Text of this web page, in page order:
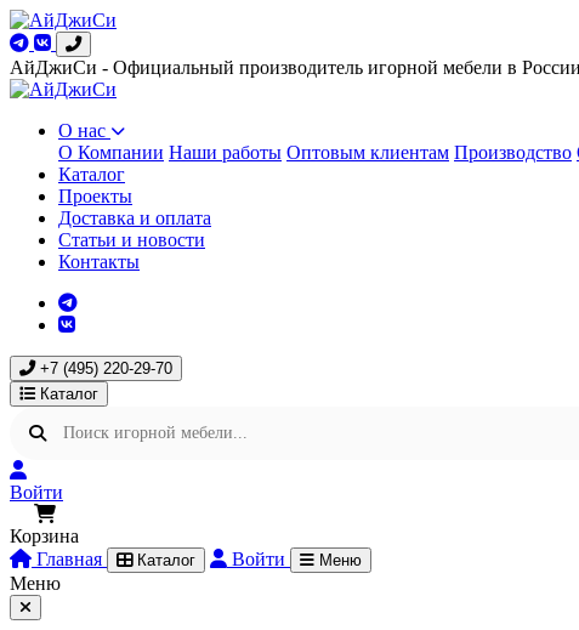
АйДжиСи - Официальный производитель игорной мебели в
О нас
О Компании Наши работы Оптовым клиентам Производство
Каталог
Проекты
Доставка и оплата
Статьи и новости
Контакты
+7 (495) 220-29-70
Каталог
Войти
Корзина
Главная
Каталог Войти Меню
Меню